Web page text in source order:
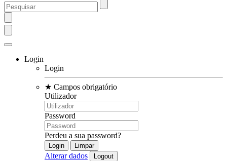
Login
Login
★ Campos obrigatório
Utilizador
Password
Perdeu a sua password?
Alterar dados